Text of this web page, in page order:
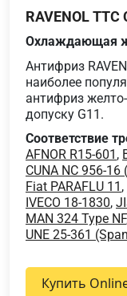
RAVENOL
Охлаждающая
Антифриз
наиболее
антифриз
допуску G11.
Соответствие
AFNOR R15-601 ,
CUNA NC 956-16
Fiat PARAFLU 11 ,
IVECO 18-1830,
MAN 324 Type NF
UNE 25-361
Купить